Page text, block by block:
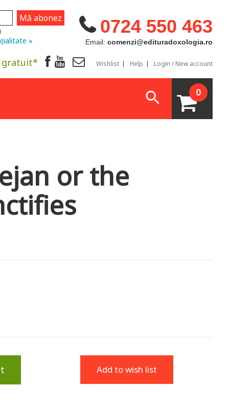
0724 550 463
Email: comenzi@edituradoxologia.ro
»
gratuit* Wishlist Help Login / New account
0
or the
Add to wish list